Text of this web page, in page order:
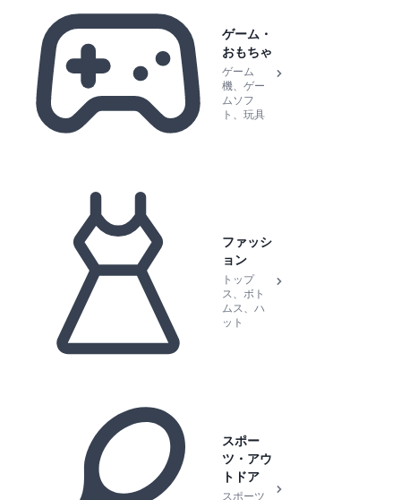
ゲーム・
おもちゃ
ゲーム
機、ゲー
ムソフ
ト、玩具
ファッシ
ョン
トップ
ス、ボト
ムス、ハ
ット
スポー
ツ・アウ
トドア
スポーツ